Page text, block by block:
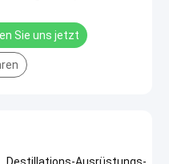
Sie uns jetzt